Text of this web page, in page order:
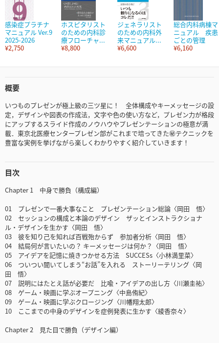
感染症プラチナ
マニュアル Ver.9
2025-2026
¥2,750
ホスピタリスト
のための内科診
療フローチャ...
¥8,800
ジェネラリスト
のための内科外
来マニュアル...
¥6,600
総合内科病棟マ
ニュアル 疾患
ごとの管理
¥6,160
概要
いつものプレゼンが極上級の三ツ星に！ 全体構成やキーメッセージの設
定，デザインや図表の作成法，文字や色の使い方など，プレゼン力が格段
にアップするスライド作成のノウハウやプレゼンテーションの極意が満
載．東京北医療センタープレゼン部がこれまで培ってきた㊙テクニックを
豊富な実例を挙げながら楽しくわかりやすく紹介していきます！
目次
Chapter 1 中身で勝負（構成編）
01 プレゼンで一番大事なこと プレゼンテーション総論〈岡田 悟〉
02 セッションの構成と本論のデザイン ザッとインストラクショナ
ル・デザインを生かす〈岡田 悟〉
03 彼を知り己を知れば百戦殆からず 参加者分析〈岡田 悟〉
04 結局何が言いたいの？ キーメッセージは何か？〈岡田 悟〉
05 アイデアを記憶に焼きつかせる方法 SUCCESs〈小林満里菜〉
06 ついつい聞いてしまう“お話”を入れる ストーリーテリング〈岡
田 悟〉
07 説明にはたとえ話が必要だ 比喩・アイデアの出し方〈川瀬圭祐〉
08 ゲーム・映画に学ぶオープニング〈中島侑紀〉
09 ゲーム・映画に学ぶクロージング〈川幡翔太郎〉
10 ここまでの中身のデザインを症例発表に生かす〈綾香奈々〉
Chapter 2 見た目で勝負（デザイン編）